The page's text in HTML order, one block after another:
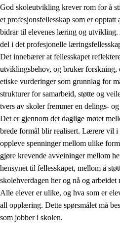
God skoleutvikling krever rom for å
et profesjonsfellesskap som er opptatt
bidrar til elevenes læring og utvikling.
del i det profesjonelle
Det innebærer at fellesskapet
utviklingsbehov, og bruker forskning,
etiske vurderinger som grunnlag for
strukturer for samarbeid, støtte og
tvers av skoler fremmer en delings-
Det er gjennom det daglige møtet
brede formål blir realisert. Lærere vil
oppleve spenninger mellom ulike
gjøre krevende avveininger mellom
hensynet til fellesskapet, mellom å
skolehverdagen her og nå og
Alle elever er ulike, og hva som er
all opplæring. Dette spørsmålet må
som jobber i skolen.